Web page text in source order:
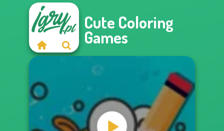
Cute Coloring
Games